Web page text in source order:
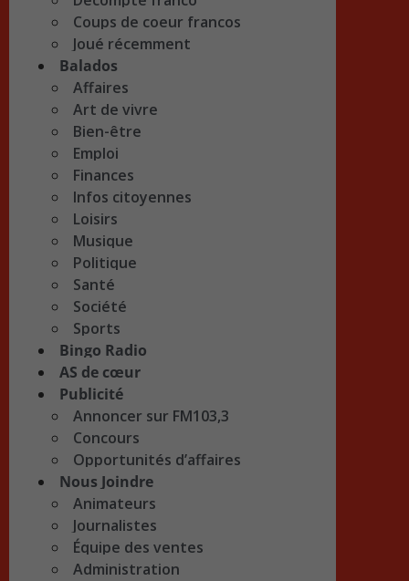
Coups de coeur francos
Joué récemment
Balados
Affaires
Art de vivre
Bien-être
Emploi
Finances
Infos citoyennes
Loisirs
Musique
Politique
Santé
Société
Sports
Bingo Radio
AS de cœur
Publicité
Annoncer sur FM103,3
Concours
Opportunités d’affaires
Nous Joindre
Animateurs
Journalistes
Équipe des ventes
Administration